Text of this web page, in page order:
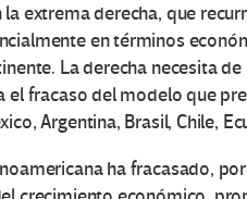
extrema derecha, que
en términos
La derecha necesita
el fracaso del modelo que
Argentina, Brasil, Chile,
ha fracasado,